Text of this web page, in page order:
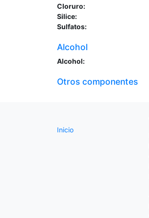
Cloruro:
Silice:
Sulfatos:
Alcohol
Alcohol:
Otros componentes
Inicio